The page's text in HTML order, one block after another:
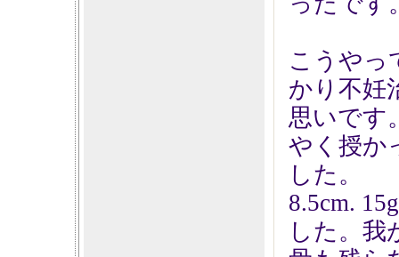
こうやっ
かり不妊
思いです
やく授か
した。
8.5cm.
した。我